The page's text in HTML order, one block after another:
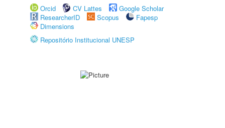
Orcid
CV Lattes
Google Scholar
ResearcherID
Scopus
Fapesp
Dimensions
Repositório Institucional UNESP